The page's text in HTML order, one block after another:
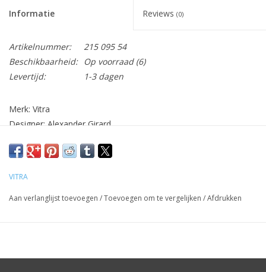
Informatie Reviews (0)
Artikelnummer:
215 095 54
Beschikbaarheid:
Op voorraad(6)
Levertijd:
1-3 dagen
Merk: Vitra
Designer: Alexander Girard
pagina’s
VITRA
Aan verlanglijst toevoegen /Toevoegen om te vergelijken /Afdrukken